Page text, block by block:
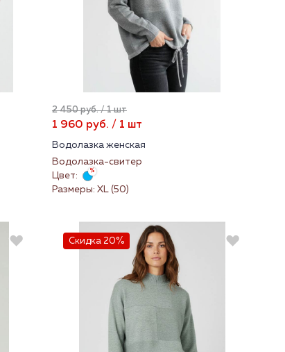
2 450 руб. / 1 шт
1 960 руб. / 1 шт
Водолазка женская
Водолазка-свитер
Цвет:
Размеры: XL (50)
Скидка 20%